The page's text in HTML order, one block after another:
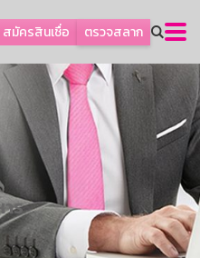
สมัครสินเชื่อ ตรวจสลาก
ร